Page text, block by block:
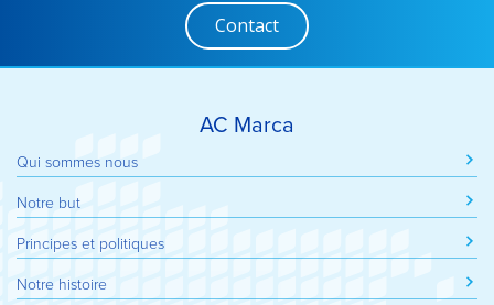
Contact
AC Marca
Qui sommes nous
Notre but
Principes et politiques
Notre histoire